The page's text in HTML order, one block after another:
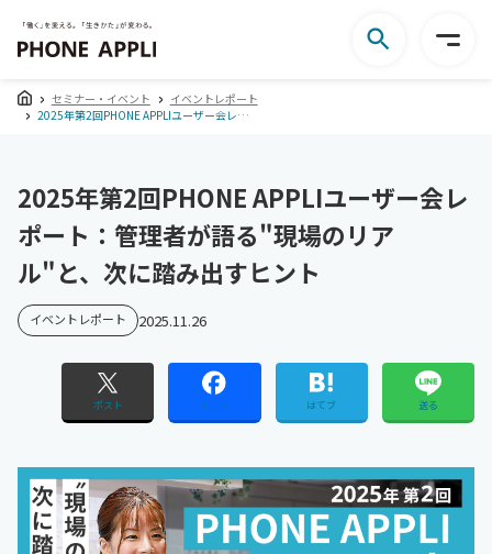
セミナー・イベント
イベントレポート
2025年第2回PHONE APPLIユーザー会レポート：管理者が語る"現場のリアル"と、次に踏み出すヒント
2025年第2回PHONE APPLIユーザー会レ
ポート：管理者が語る"現場のリア
ル"と、次に踏み出すヒント
イベントレポート 2025.11.26
ポスト シェア はてブ 送る